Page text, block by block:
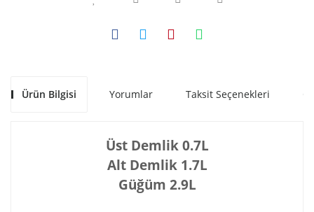
Ürün Bilgisi Yorumlar Taksit Seçenekleri
Üst Demlik 0.7L
Alt Demlik 1.7L
Güğüm 2.9L